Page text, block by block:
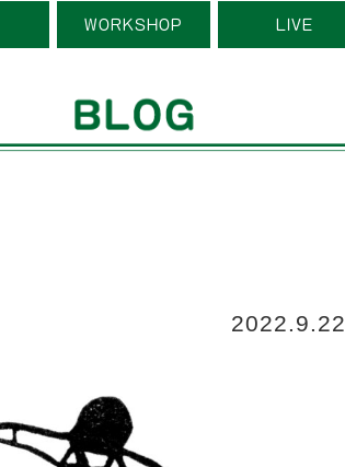
WORKSHOP LIVE
2022.9.22